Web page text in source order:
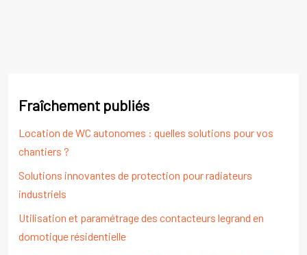
Fraîchement publiés
Location de WC autonomes : quelles solutions pour vos
chantiers ?
Solutions innovantes de protection pour radiateurs
industriels
Utilisation et paramétrage des contacteurs legrand en
domotique résidentielle